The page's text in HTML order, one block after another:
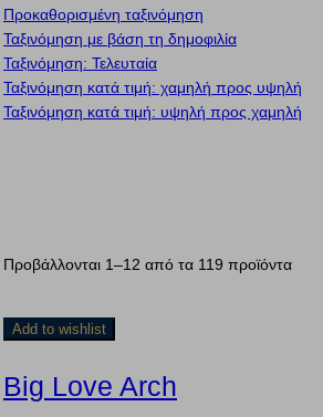
Προκαθορισμένη ταξινόμηση
Ταξινόμηση με βάση τη δημοφιλία
Ταξινόμηση: Τελευταία
Ταξινόμηση κατά τιμή: χαμηλή προς υψηλή
Ταξινόμηση κατά τιμή: υψηλή προς χαμηλή
Προβάλλονται 1–12 από τα 119 προϊόντα
Add to wishlist
Big Love Arch